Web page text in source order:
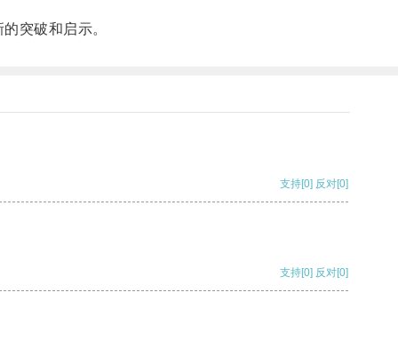
突破和启示。
支持[0] 反对[0]
支持[0] 反对[0]